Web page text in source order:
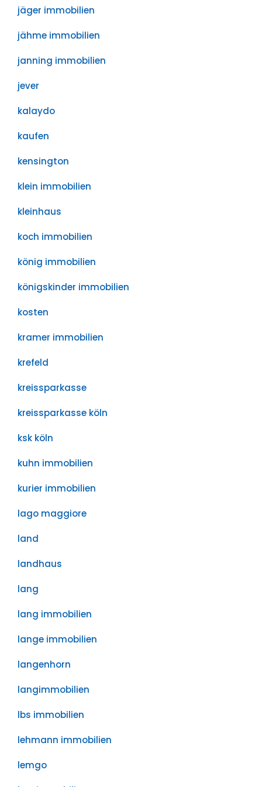
jäger immobilien
jähme immobilien
janning immobilien
jever
kalaydo
kaufen
kensington
klein immobilien
kleinhaus
koch immobilien
könig immobilien
königskinder immobilien
kosten
kramer immobilien
krefeld
kreissparkasse
kreissparkasse köln
ksk köln
kuhn immobilien
kurier immobilien
lago maggiore
land
landhaus
lang
lang immobilien
lange immobilien
langenhorn
langimmobilien
lbs immobilien
lehmann immobilien
lemgo